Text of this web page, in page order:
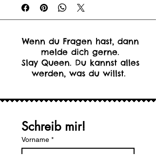
Wenn du Fragen hast, dann
melde dich gerne.
Slay Queen. Du kannst alles
werden, was du willst.
Schreib mir!
Vorname *